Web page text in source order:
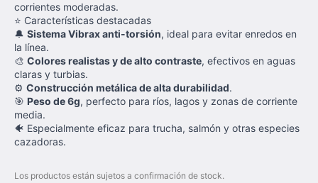
corrientes moderadas.
⭐ Características destacadas
🔔 Sistema Vibrax anti-torsión, ideal para evitar enredos en
la línea.
🎨 Colores realistas y de alto contraste, efectivos en aguas
claras y turbias.
⚙️ Construcción metálica de alta durabilidad.
🎯 Peso de 6g, perfecto para ríos, lagos y zonas de corriente
media.
🐠 Especialmente eficaz para trucha, salmón y otras especies
cazadoras.
Los productos están sujetos a confirmación de stock.